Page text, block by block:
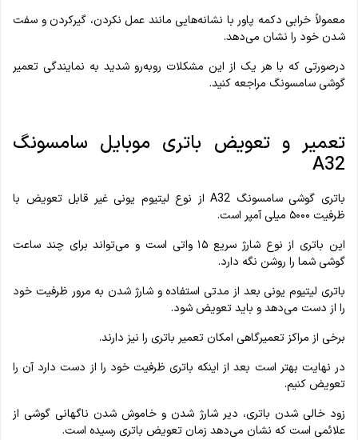
معمولاً خرابی دکمه پاور با نشانه‌هایی مانند عمل نکردن، گیرکردن و سفت
شدن خود را نشان می‌دهد.
درصورتی‌ که با هر یک از این مشکلات روبه‌رو شدید به نمایندگی‌ تعمیر
گوشی سامسونگ مراجعه کنید.
تعمیر و تعویض باتری موبایل سامسونگ
A32
باتری گوشی سامسونگ A32 از نوع لیتیوم یونی غیر قابل تعویض با
ظرفیت ۵۰۰۰ میلی‌ آمپر است.
این باتری از نوع شارژ سریع ۱۵ واتی است و می‌تواند برای چند ساعت
گوشی شما را روشن نگه دارد.
باتری لیتیوم یونی بعد از مدتی استفاده و شارژ شدن به‌ مرور ظرفیت خود
را از دست می‌دهد و باید تعویض شود.
برخی از مراکز تعمیرگاهی امکان تعمیر باتری را نیز دارند.
در نهایت بهتر است بعد از اینکه باتری ظرفیت خود را از دست دارد آن را
تعویض کنیم.
زود خالی شدن باتری، دیر شارژ شدن و خاموش شدن ناگهانی گوشی از
علائمی است که نشان می‌دهد زمان تعویض باتری رسیده است.